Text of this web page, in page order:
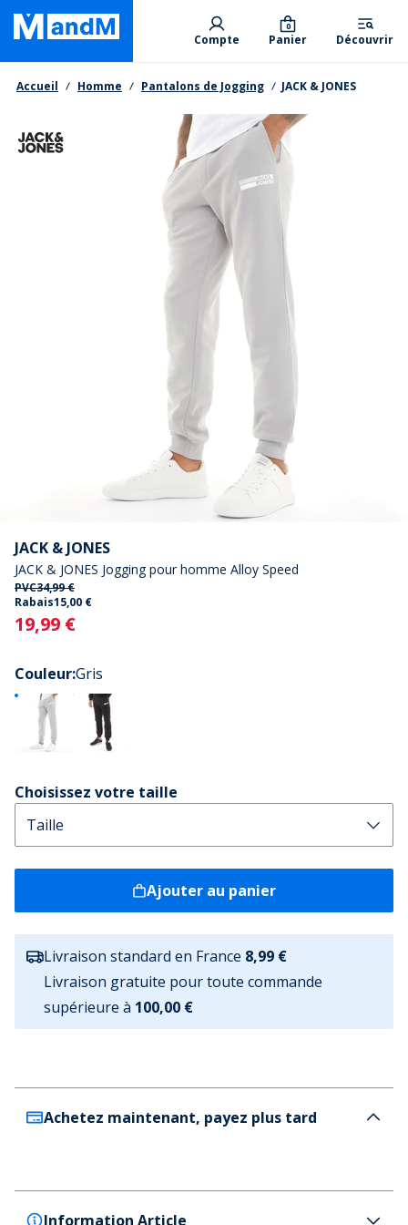
Skip
main
content
Primary departments
Compte Panier
0
Découvrir
Fil d'Ariane
Accueil Homme Pantalons de Jogging JACK & JONES
JACK & JONES
JACK & JONES Jogging pour homme Alloy Speed
PVC34,99 €
Rabais15,00 €
Current
19,99 €
Couleur:Gris
Choisissez votre taille
Ajouter au panier
Livraison standard en France 8,99 €
Livraison gratuite pour toute commande
supérieure à 100,00 €
Achetez maintenant, payez plus tard
Information Article